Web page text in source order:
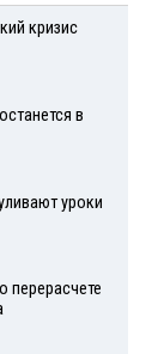
кризис
в
уроки
перерасчете